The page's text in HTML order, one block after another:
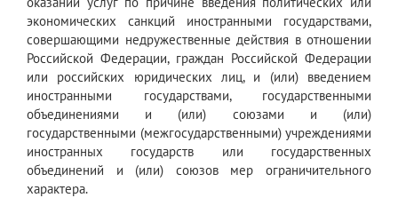
экономических санкций иностранными государствами,
совершающими недружественные действия в отношении
Российской Федерации, граждан Российской Федерации
или российских юридических лиц, и (или) введением
иностранными государствами, государственными
объединениями и (или) союзами и (или)
государственными (межгосударственными) учреждениями
иностранных государств или государственных
объединений и (или) союзов мер ограничительного
характера.